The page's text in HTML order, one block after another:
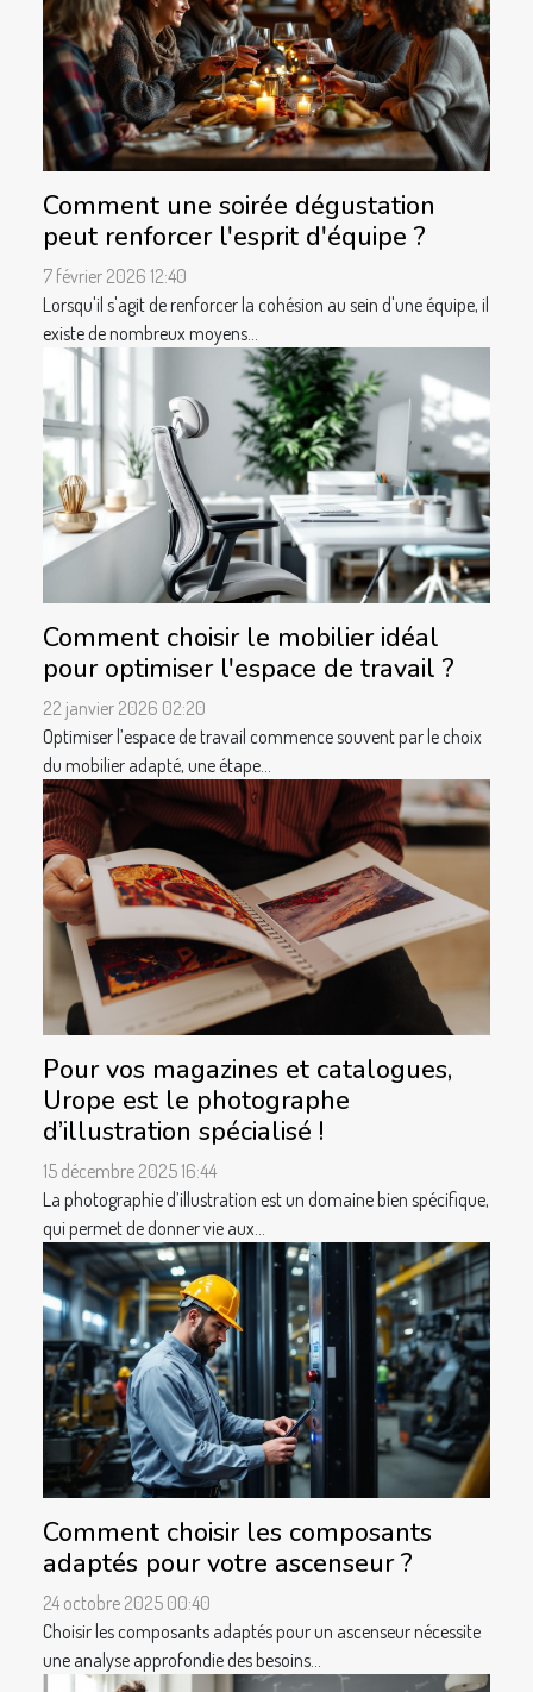
Comment une soirée dégustation
peut renforcer l'esprit d'équipe ?
7 février 2026 12:40
Lorsqu'il s'agit de renforcer la cohésion au sein d'une équipe, il
existe de nombreux moyens...
Comment choisir le mobilier idéal
pour optimiser l'espace de travail ?
22 janvier 2026 02:20
Optimiser l’espace de travail commence souvent par le choix
du mobilier adapté, une étape...
Pour vos magazines et catalogues,
Urope est le photographe
d’illustration spécialisé !
15 décembre 2025 16:44
La photographie d’illustration est un domaine bien spécifique,
qui permet de donner vie aux...
Comment choisir les composants
adaptés pour votre ascenseur ?
24 octobre 2025 00:40
Choisir les composants adaptés pour un ascenseur nécessite
une analyse approfondie des besoins...